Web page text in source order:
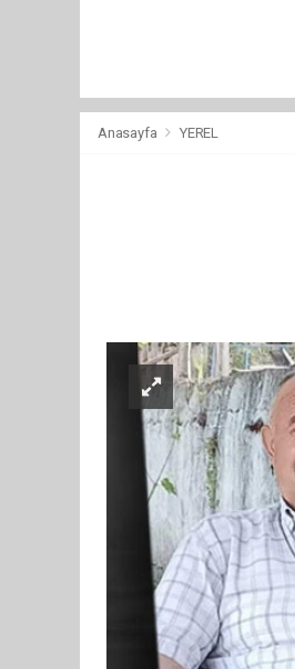
Anasayfa YEREL